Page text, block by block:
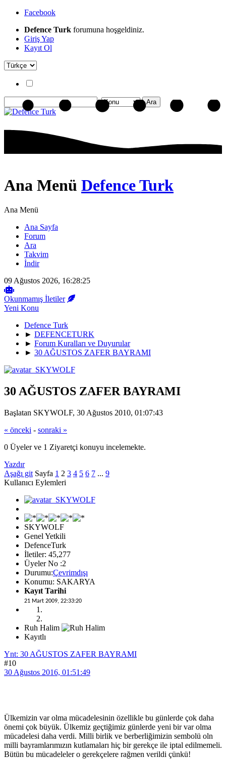
Facebook
Defence Turk forumuna hoşgeldiniz.
Giriş Yap
Kayıt Ol
Ana Menü Defence Turk
Ana Menü
Ana Sayfa
Forum
Ara
Takvim
İndir
09 Ağustos 2026, 16:28:25
Okunmamış İletiler
Yeni Konu
Defence Turk
► DEFENCETURK
► Forum Kuralları ve Duyurular
► 30 AĞUSTOS ZAFER BAYRAMI
30 AĞUSTOS ZAFER BAYRAMI
Başlatan SKYWOLF, 30 Ağustos 2010, 01:07:43
« önceki - sonraki »
0 Üyeler ve 1 Ziyaretçi konuyu incelemekte.
Yazdır
Aşağı git Sayfa 1 2 3 4 5 6 7 ... 9
Kullanıcı Eylemleri
SKYWOLF
Genel Yetkili
DefenceTurk
İletiler: 45,277
Üyeler No :2
Durumu:Çevrimdışı
Konumu: SAKARYA
Kayıt Tarihi
21 Mart 2009, 22:33:20
Ruh Halim
Kayıtlı
Ynt: 30 AĞUSTOS ZAFER BAYRAMI
#10
30 Ağustos 2016, 01:51:49
Ülkemizin var olma mücadelesinin özellikle bu günlerde çok daha
önemi çok büyük. Ülkemiz geçtiğimiz günlerde yeni bir var olma
mücadelesi daha verdi. Milli birlik ve berberliğimizin sembolü oln
milli bayramlarımızın kutlamaları hiç bir gerekçe ile iptal edilmemeli.
Bütün bu mücadeleler o gerekçelere rağmen verildi çünkü!